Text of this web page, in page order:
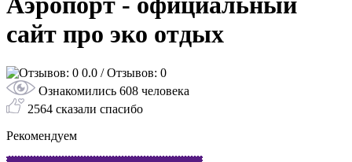
сайт про эко отдых
0.0 / Отзывов: 0
Ознакомились 608 человека
2564 сказали спасибо
Рекомендуем